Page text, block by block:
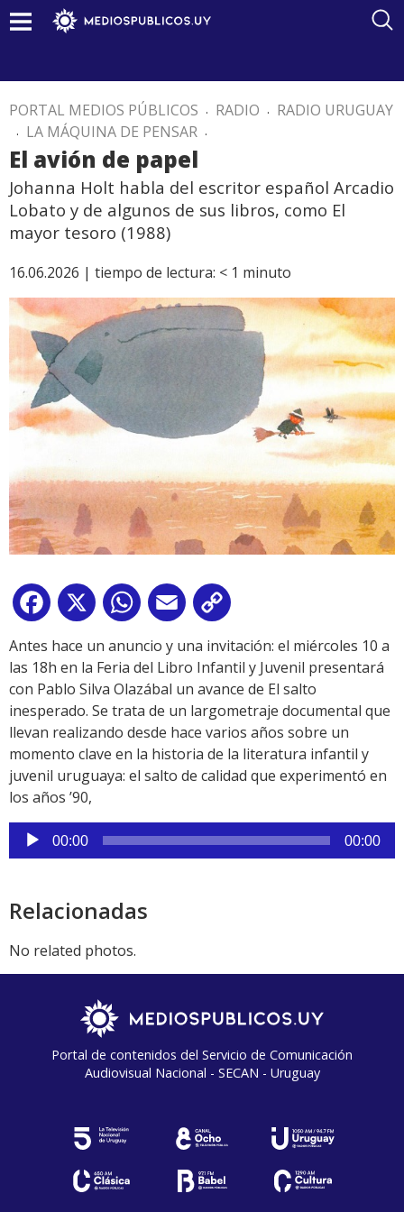
PORTAL MEDIOS PÚBLICOS . RADIO . RADIO URUGUAY
. LA MÁQUINA DE PENSAR .
El avión de papel
Johanna Holt habla del escritor español Arcadio
Lobato y de algunos de sus libros, como El
mayor tesoro (1988)
16.06.2026 | tiempo de lectura: < 1 minuto
Facebook
X WhatsApp
Email
Link
Antes hace un anuncio y una invitación: el miércoles 10 a
las 18h en la Feria del Libro Infantil y Juvenil presentará
con Pablo Silva Olazábal un avance de El salto
inesperado. Se trata de un largometraje documental que
llevan realizando desde hace varios años sobre un
momento clave en la historia de la literatura infantil y
juvenil uruguaya: el salto de calidad que experimentó en
los años ’90,
Reproductor
de
00:00 00:00
Relacionadas
No related photos.
Portal de contenidos del Servicio de Comunicación
Audiovisual Nacional - SECAN - Uruguay